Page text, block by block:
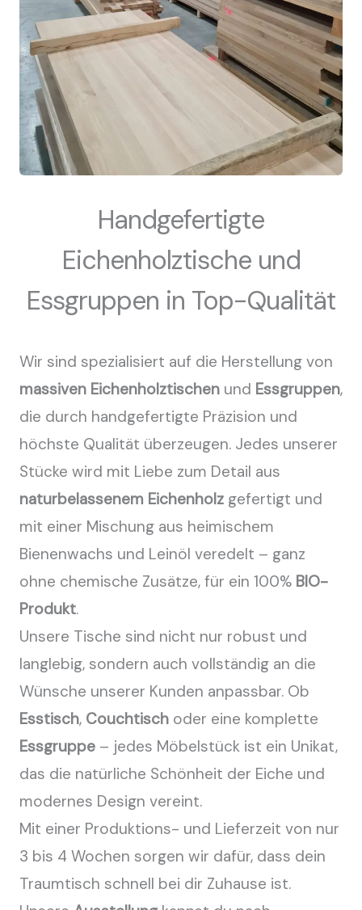
Handgefertigte
Eichenholztische und
Essgruppen in Top-Qualität
Wir sind spezialisiert auf die Herstellung von
massiven Eichenholztischen und Essgruppen,
die durch handgefertigte Präzision und
höchste Qualität überzeugen. Jedes unserer
Stücke wird mit Liebe zum Detail aus
naturbelassenem Eichenholz gefertigt und
mit einer Mischung aus heimischem
Bienenwachs und Leinöl veredelt – ganz
ohne chemische Zusätze, für ein 100% BIO-
Produkt.
Unsere Tische sind nicht nur robust und
langlebig, sondern auch vollständig an die
Wünsche unserer Kunden anpassbar. Ob
Esstisch, Couchtisch oder eine komplette
Essgruppe – jedes Möbelstück ist ein Unikat,
das die natürliche Schönheit der Eiche und
modernes Design vereint.
Mit einer Produktions- und Lieferzeit von nur
3 bis 4 Wochen sorgen wir dafür, dass dein
Traumtisch schnell bei dir Zuhause ist.